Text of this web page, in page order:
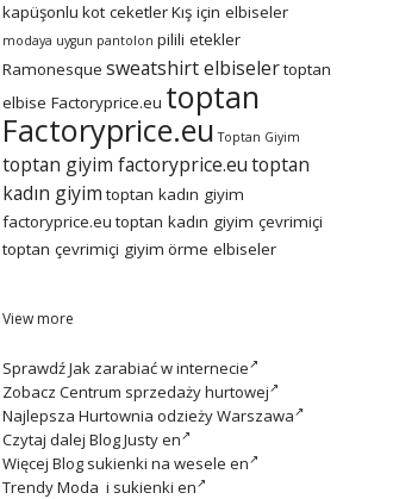
kapüşonlu kot ceketlerKış için elbiseler
modaya uygun pantolon pilili etekler
Ramonesque sweatshirt elbiselertoptan
elbise Factoryprice.eu toptan
Factoryprice.eu Toptan Giyim
toptan giyim factoryprice.eutoptan
kadın giyimtoptan kadın giyim
factoryprice.eutoptan kadın giyim çevrimiçi
toptan çevrimiçi giyim örme elbiseler
View more
SprawdźJak zarabiać w internecie
Zobacz Centrum sprzedaży hurtowej
Najlepsza Hurtownia odzieży Warszawa
Czytaj dalej Blog Justy en
Więcej Blog sukienki na wesele en
TrendyModa i sukienki en